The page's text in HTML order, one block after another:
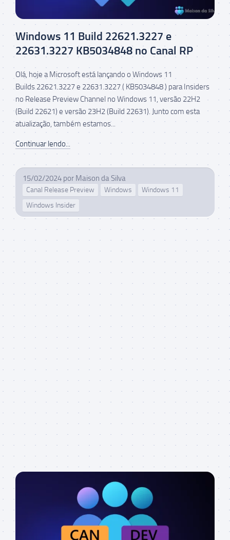
Windows 11 Build 22621.3227 e
22631.3227 KB5034848 no Canal RP
Olá, hoje a Microsoft está lançando o Windows 11
Builds 22621.3227 e 22631.3227 ( KB5034848 ) para Insiders
no Release Preview Channel no Windows 11, versão 22H2
(Build 22621) e versão 23H2 (Build 22631). Junto com esta
atualização, também estamos...
Continuar lendo...
15/02/2024 por Maison da Silva
Canal Release Preview Windows
Windows 11
Windows Insider